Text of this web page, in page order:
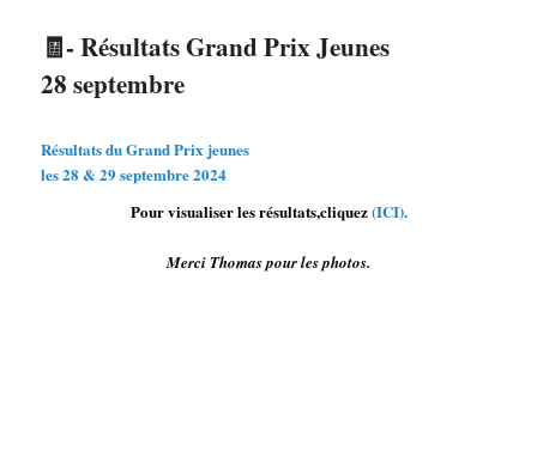
🧾- Résultats Grand Prix Jeunes
28 septembre
Résultats du Grand Prix jeunes
les 28 & 29 septembre 2024
Pour visualiser les résultats,cliquez(ICI).
Merci Thomas pour les photos.